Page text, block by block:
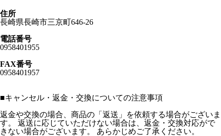
住所
長崎県長崎市三京町646-26
電話番号
0958401955
FAX番号
0958401957
■キャンセル・返金・交換についての注意事項
返金や交換の場合、商品の「返送」を依頼する場合がございま
す。 返送に応じていただけない場合は、返金・交換対応がで
きない場合がございます。 あらかじめご了承ください。